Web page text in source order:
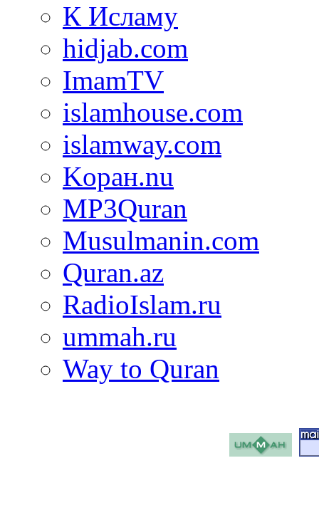
К Исламу
hidjab.com
ImamTV
islamhouse.com
islamway.com
Kоран.nu
MP3Quran
Musulmanin.com
Quran.az
RadioIslam.ru
ummah.ru
Way to Quran